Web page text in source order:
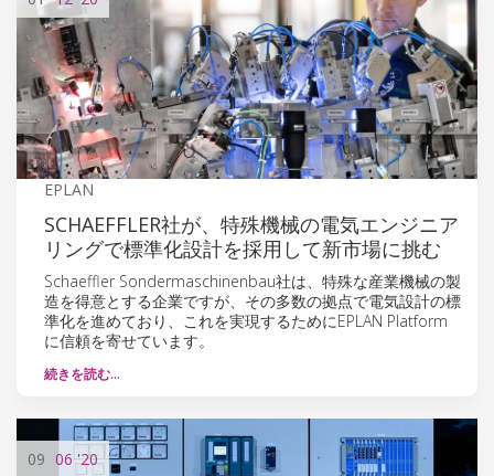
EPLAN
SCHAEFFLER社が、特殊機械の電気エンジニア
リングで標準化設計を採用して新市場に挑む
Schaeffler Sondermaschinenbau社は、特殊な産業機械の製
造を得意とする企業ですが、その多数の拠点で電気設計の標
準化を進めており、これを実現するためにEPLAN Platform
に信頼を寄せています。
続きを読む…
09 06'20